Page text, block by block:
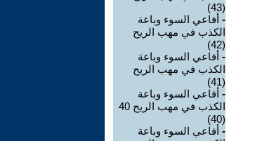
(43)
- أفاعي السوء وباعة
الكذب في مهب الريح
(42)
- أفاعي السوء وباعة
الكذب في مهب الريح
(41)
- أفاعي السوء وباعة
الكذب في مهب الريح 40
(40)
- أفاعي السوء وباعة